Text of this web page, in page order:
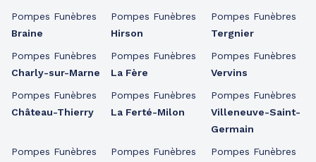
Pompes Funèbres
Braine
Pompes Funèbres
Charly-sur-Marne
Pompes Funèbres
Château-Thierry
Pompes Funèbres
Pompes Funèbres
Hirson
Pompes Funèbres
La Fère
Pompes Funèbres
La Ferté-Milon
Pompes Funèbres
Pompes Funèbres
Tergnier
Pompes Funèbres
Vervins
Pompes Funèbres
Villeneuve-Saint-
Germain
Pompes Funèbres